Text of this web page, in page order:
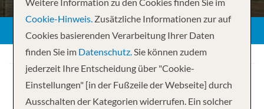
Cookie-Hinweis. Zusätzliche Informationen zur auf
Cookies basierenden Verarbeitung Ihrer Daten
finden Sie im Datenschutz.Sie können zudem
jederzeit Ihre Entscheidung über "Cookie-
Einstellungen" [in der Fußzeile der Webseite] durch
Ausschalten der Kategorien widerrufen. Ein solcher